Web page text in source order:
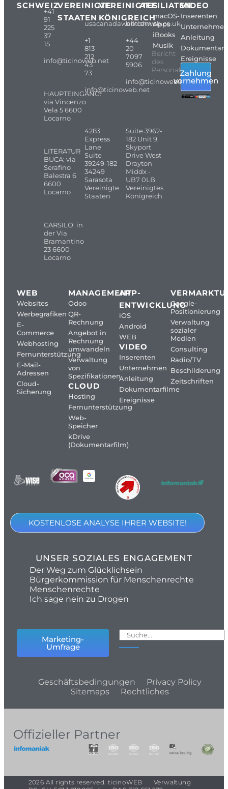
SCHWEIZ
+41
91
225
37
15
info@ticinoweb.net
HAUPTEINGANG:
via Vincenzo
Vela 5 6600
Locarno
LITERATUR
BUCA: via
Serafino
Balestra 6
6600
Locarno
CARSILO: in
der Via
Bramantino
23 6600
Locarno
VEREINIGTE
STAATEN
usacanadaweb.com
+1
813
212
43
73
info@ticinoweb.net
4283
Express
Lane
Suite
39249-182
34249
Sarasota
Vereinigte
Staaten
VEREINIGTES
KÖNIGREICH
britishweb.co.uk
+44
20
7097
5906
info@ticinoweb.net
Suite 3962-
182 Unit 9,
Skyport
Drive West
Drayton
Middx -
UB7 0LB
Vereinigtes
Königreich
AFFILIATEN
macOS-
Apps
iBooks
Musik
Bericht
des
Personals
VIDEO
Inserenten
Unternehmen
Anleitung
Ereignisse
Zahlung
vornehmen
WEB
Websites
Werbegrafiken
E-
Commerce
Webhosting
Fernunterstützung
E-Mail-
Adressen
Cloud-
Sicherung
MANAGEMENT
Odoo
QR-
Rechnung
Angebot in
Rechnung
umwandeln
Verwaltung
von
Spezifikationen
CLOUD
Hosting
Fernunterstützung
Web-
Speicher
kDrive
(Dokumentarfilm)
APP-
ENTWICKLUNG
iOS
Android
WEB
VIDEO
Inserenten
Unternehmen
Anleitung
Dokumentarfilme
Ereignisse
Google-
Positionierung
Verwaltung
sozialer
Medien
Consulting
Radio/TV
Beschilderung
Zeitschriften
KOSTENLOSE ANALYSE IHRER WEBSITE!
UNSER SOZIALES ENGAGEMENT
Der Weg zum Glücklichsein
Bürgerkommission für Menschenrechte
Menschenrechte
Ich sage nein zu Drogen
Marketing-
Umfrage
Geschäftsbedingungen
Privacy Policy
Sitemaps
Rechtliches
Offizieller Partner
2026 All rights reserved. ticinoWEB
Verwaltung